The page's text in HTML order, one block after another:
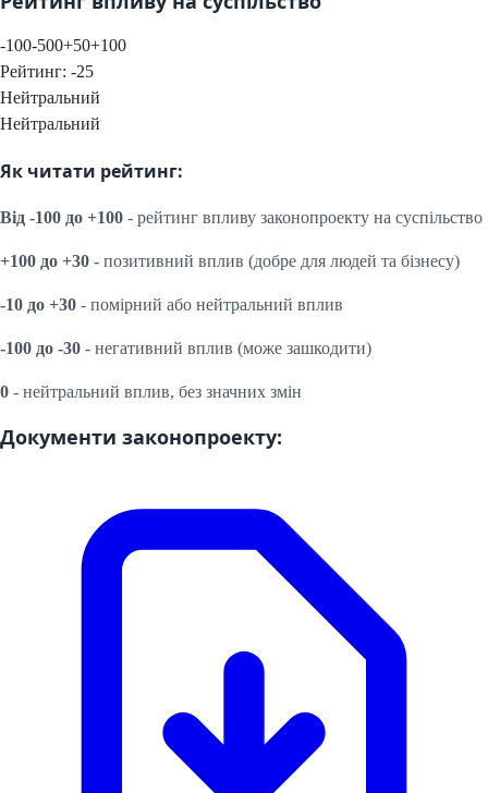
-100-500+50+100
Рейтинг: -25
Нейтральний
Нейтральний
Як читати рейтинг:
Від -100 до +100 - рейтинг впливу законопроекту на суспільство
+100 до +30 - позитивний вплив (добре для людей та бізнесу)
-10 до +30 - помірний або нейтральний вплив
-100 до -30 - негативний вплив (може зашкодити)
0 - нейтральний вплив, без значних змін
Документи законопроекту: